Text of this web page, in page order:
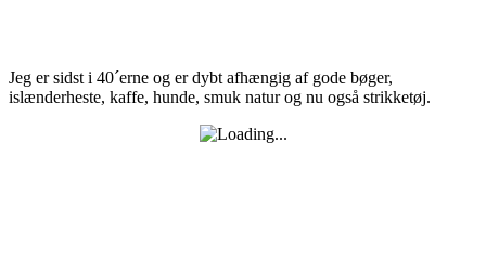
Jeg er sidst i 40´erne og er dybt afhængig af gode bøger,
islænderheste, kaffe, hunde, smuk natur og nu også strikketøj.